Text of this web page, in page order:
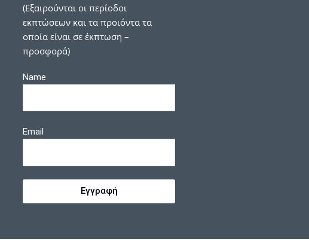
(Εξαιρούνται οι περίοδοι
εκπτώσεων και τα προιόντα τα
οποία είναι σε έκπτωση –
προσφορά)
Name
Email
Εγγραφή